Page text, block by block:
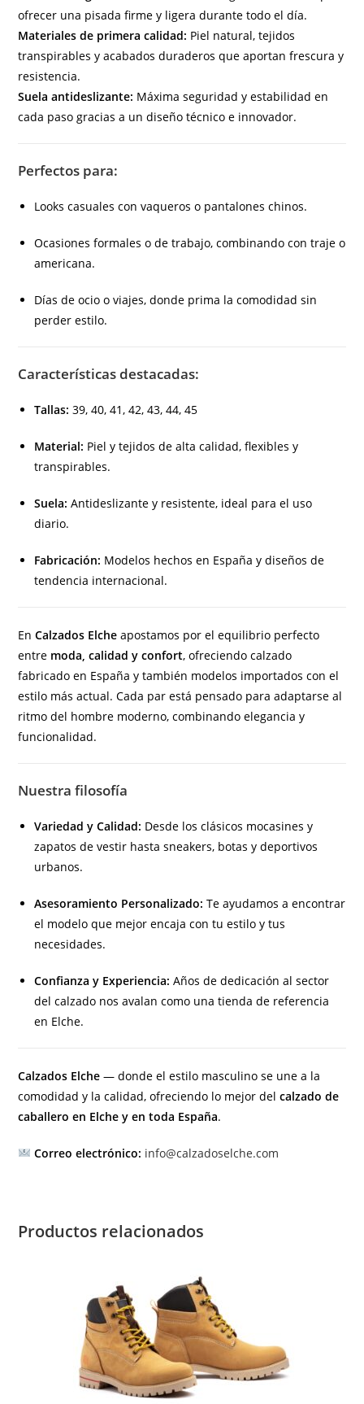
ofrecer una pisada firme y ligera durante todo el día.
Materiales de primera calidad: Piel natural, tejidos
transpirables y acabados duraderos que aportan frescura y
resistencia.
Suela antideslizante: Máxima seguridad y estabilidad en
cada paso gracias a un diseño técnico e innovador.
Perfectos para:
Looks casuales con vaqueros o pantalones chinos.
Ocasiones formales o de trabajo, combinando con traje o
americana.
Días de ocio o viajes, donde prima la comodidad sin
perder estilo.
Características destacadas:
Tallas: 39, 40, 41, 42, 43, 44, 45
Material: Piel y tejidos de alta calidad, flexibles y
transpirables.
Suela: Antideslizante y resistente, ideal para el uso
diario.
Fabricación: Modelos hechos en España y diseños de
tendencia internacional.
EnCalzados Elche apostamos por el equilibrio perfecto
entre moda, calidad y confort, ofreciendo calzado
fabricado en España y también modelos importados con el
estilo más actual. Cada par está pensado para adaptarse al
ritmo del hombre moderno, combinando elegancia y
funcionalidad.
Nuestra filosofía
Variedad y Calidad: Desde los clásicos mocasines y
zapatos de vestir hasta sneakers, botas y deportivos
urbanos.
Asesoramiento Personalizado: Te ayudamos a encontrar
el modelo que mejor encaja con tu estilo y tus
necesidades.
Confianza y Experiencia: Años de dedicación al sector
del calzado nos avalan como una tienda de referencia
en Elche.
Calzados Elche — donde el estilo masculino se une a la
comodidad y la calidad, ofreciendo lo mejor delcalzado de
caballero en Elche y en toda España.
Correo electrónico: info@calzadoselche.com
Productos relacionados